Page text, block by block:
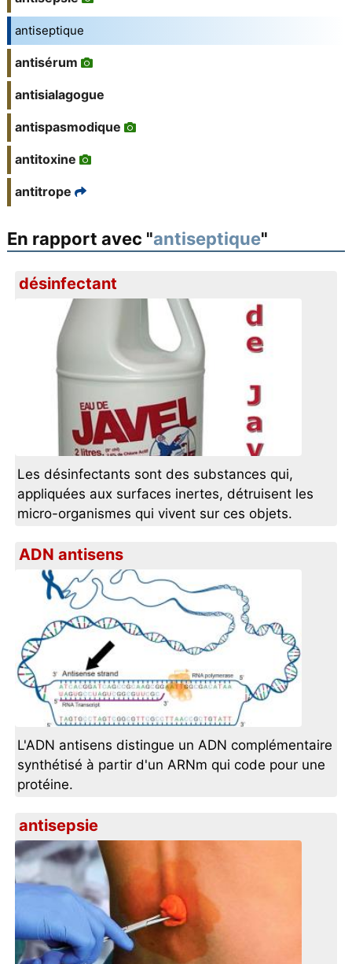
antiseptique
antisérum
antisialagogue
antispasmodique
antitoxine
antitrope
En rapport avec "antiseptique"
désinfectant
Les désinfectants sont des substances qui,
appliquées aux surfaces inertes, détruisent les
micro-organismes qui vivent sur ces objets.
ADN antisens
L'ADN antisens distingue un ADN complémentaire
synthétisé à partir d'un ARNm qui code pour une
protéine.
antisepsie